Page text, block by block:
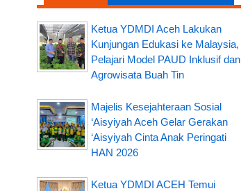
Ketua YDMDI Aceh Lakukan
Kunjungan Edukasi ke Malaysia,
Pelajari Model PAUD Inklusif dan
Agrowisata Buah Tin
Majelis Kesejahteraan Sosial
‘Aisyiyah Aceh Gelar Gerakan
‘Aisyiyah Cinta Anak Peringati
HAN 2026
Ketua YDMDI ACEH Temui